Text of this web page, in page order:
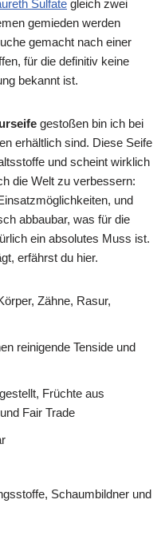
Sulfate gleich zwei
gemieden werden
gemacht nach einer
für die definitiv keine
bekannt ist.
gestoßen bin ich bei
erhältlich sind. Diese Seife
und scheint wirklich
die Welt zu verbessern:
und
abbaubar, was für die
ein absolutes Muss ist.
erfährst du hier.
Zähne, Rasur,
reinigende Tenside und
Früchte aus
Fair Trade
Schaumbildner und